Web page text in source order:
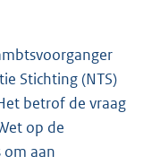
Stichting (NTS)
betrof de vraag
op de
om aan